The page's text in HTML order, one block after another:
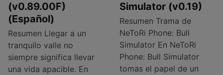
(v0.89.00F)
(Español)
Resumen Llegar a un
tranquilo valle no
siempre significa llevar
una vida apacible. En
Simulator (v0.19)
Resumen Trama de
NeToRi Phone: Bull
Simulator En NeToRi
Phone: Bull Simulator
tomas el papel de un